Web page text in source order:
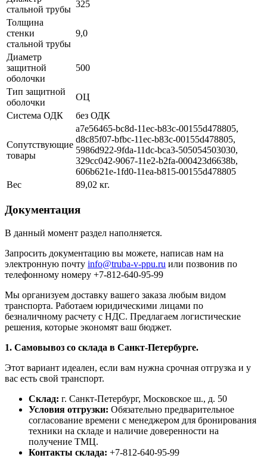
стальной трубы
325
Толщина
стенки
стальной трубы
9,0
Диаметр
защитной
оболочки
500
Тип защитной
оболочки
ОЦ
Система ОДК
без ОДК
Сопутствующие
товары
a7e56465-bc8d-11ec-b83c-00155d478805,
d8c85f07-bfbc-11ec-b83c-00155d478805,
5986d922-9fda-11dc-bca3-505054503030,
329cc042-9067-11e2-b2fa-000423d6638b,
606b621e-1fd0-11ea-b815-00155d478805
Вес
89,02 кг.
Документация
В данный момент раздел наполняется.
Запросить документацию вы можете, написав нам на
электронную почту info@truba-v-ppu.ru или позвонив по
телефонному номеру +7-812-640-95-99
Мы организуем доставку вашего заказа любым видом
транспорта. Работаем юридическими лицами по
безналичному расчету с НДС. Предлагаем логистические
решения, которые экономят ваш бюджет.
1. Самовывоз со склада в Санкт-Петербурге.
Этот вариант идеален, если вам нужна срочная отгрузка и у
вас есть свой транспорт.
Склад: г. Санкт-Петербург, Московское ш., д. 50
Условия отгрузки: Обязательно предварительное
согласование времени с менеджером для бронирования
техники на складе и наличие доверенности на
получение ТМЦ.
Контакты склада: +7-812-640-95-99